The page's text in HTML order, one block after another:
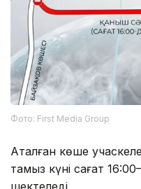
Фото: First Media Group
Аталған көше
тамыз күні сағат
шектеледі.